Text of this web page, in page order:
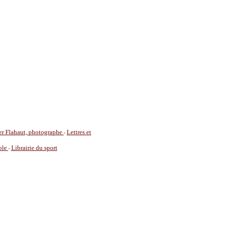
Flahaut, photographe - Lettres et
- Librairie du sport